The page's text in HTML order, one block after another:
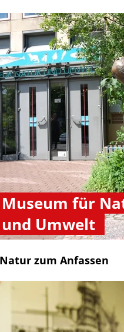
Museum für
und Umwelt
Natur zum Anfassen